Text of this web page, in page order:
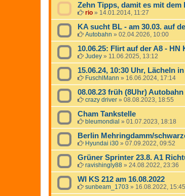
Zehn Tipps, damit es mit
rio » 14.01.2014, 11:27
KA sucht BL - am 30.03. auf
Autobahn » 02.04.2026, 10:00
10.06.25: Flirt auf der A8 -
Judey » 11.06.2025, 13:12
15.06.24, 10:30 Uhr, Lächeln
FuschlMann » 16.06.2024, 17:14
08.08.23 früh (8Uhr)
crazy driver » 08.08.2023, 18:55
Cham Tankstelle
bleumondial » 01.07.2023, 18:18
Berlin Mehringdamm/
Hyundai i30 » 07.09.2022, 09:52
Grüner Sprinter 23.8. A1
ravishingly88 » 24.08.2022, 23:36
WI KS 212 am 16.08.2022
sunbeam_1703 » 16.08.2022, 15:45